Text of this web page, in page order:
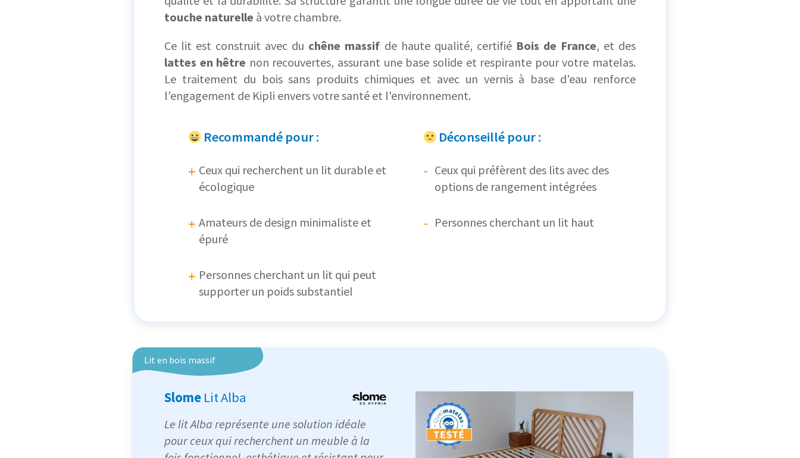
touche naturelle à votre chambre.
Ce lit est construit avec du chêne massif de haute qualité, certifié Bois de France, et des
lattes en hêtre non recouvertes, assurant une base solide et respirante pour votre matelas.
Le traitement du bois sans produits chimiques et avec un vernis à base d'eau renforce
l'engagement de Kipli envers votre santé et l'environnement.
Recommandé pour :
Ceux qui recherchent un lit durable et
écologique
Amateurs de design minimaliste et
épuré
Personnes cherchant un lit qui peut
supporter un poids substantiel
Déconseillé pour :
Ceux qui préfèrent des lits avec des
options de rangement intégrées
Personnes cherchant un lit haut
Lit en bois massif
Slome Lit Alba
Le lit Alba représente une solution idéale
pour ceux qui recherchent un meuble à la